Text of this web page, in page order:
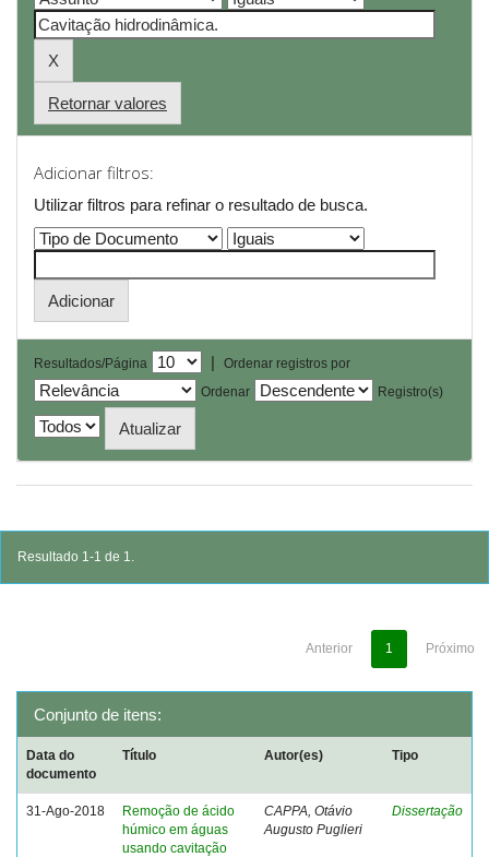
Retornar valores
Adicionar filtros:
Utilizar filtros para refinar o resultado de busca.
Resultados/Página |
Ordenar registros por
Ordenar
Registro(s)
Resultado 1-1 de 1.
Anterior 1 Próximo
Conjunto de itens:
Data do
documento
Título Autor(es) Tipo
31-Ago-2018
Remoção de ácido
húmico em águas
usando cavitação
CAPPA, Otávio
Augusto Puglieri
Dissertação